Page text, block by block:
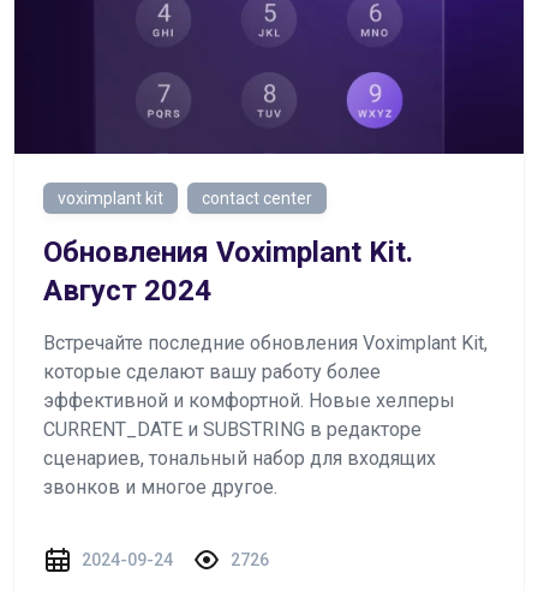
voximplant kit contact center
Обновления Voximplant Kit.
Август 2024
Встречайте последние обновления Voximplant Kit,
которые сделают вашу работу более
эффективной и комфортной. Новые хелперы
CURRENT_DATE и SUBSTRING в редакторе
сценариев, тональный набор для входящих
звонков и многое другое.
2024-09-24 2726